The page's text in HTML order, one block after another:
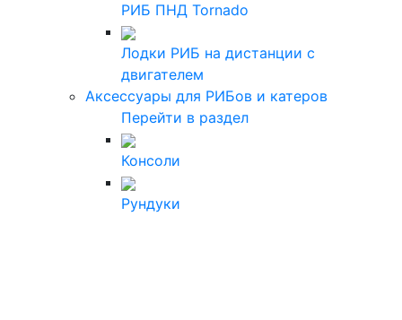
РИБ ПНД Tornado
Лодки РИБ на дистанции с
двигателем
Аксессуары для РИБов и катеров
Перейти в раздел
Консоли
Рундуки